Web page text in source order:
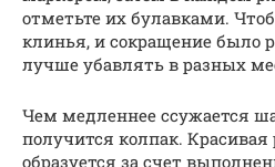
отметьте их булавками.
клинья, и сокращение было
лучше убавлять в разных
Чем медленнее ссужается
получится колпак. Красивая
образуется за счет